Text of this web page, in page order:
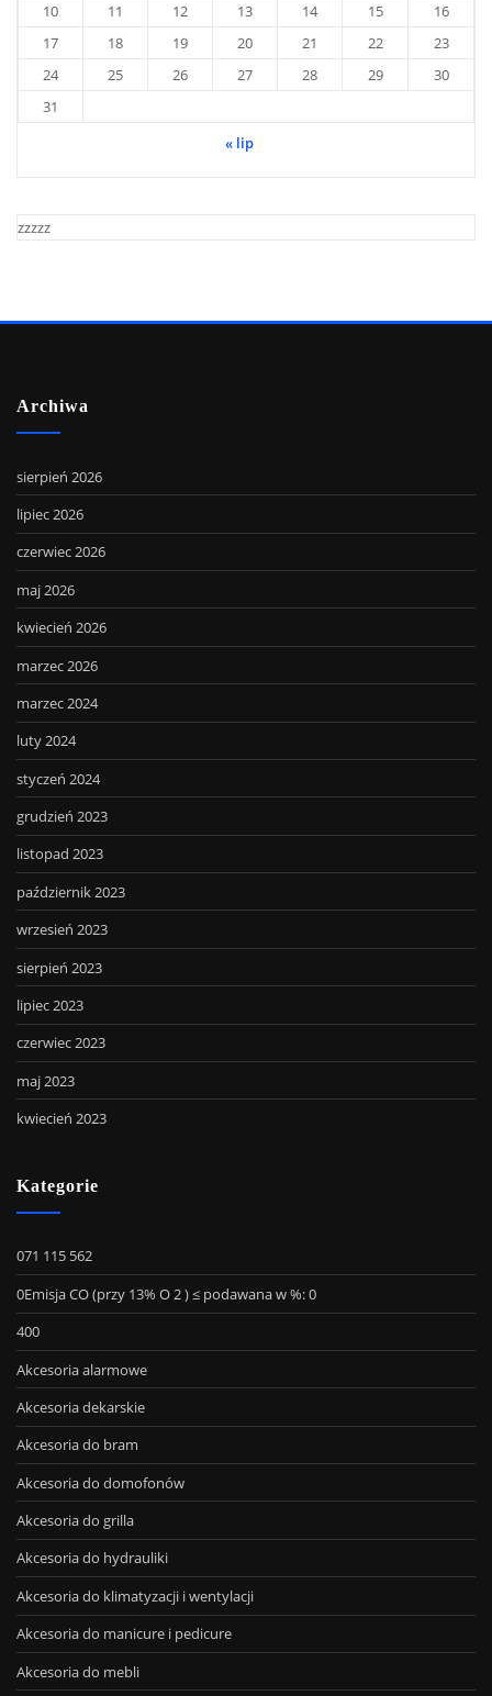
10
11 12 13 14 15
16
17
18 19 20 21 22
23
24
25 26 27 28 29
30
31
« lip
zzzzz
Archiwa
sierpień 2026
lipiec 2026
czerwiec 2026
maj 2026
kwiecień 2026
marzec 2026
marzec 2024
luty 2024
styczeń 2024
grudzień 2023
listopad 2023
październik 2023
wrzesień 2023
sierpień 2023
lipiec 2023
czerwiec 2023
maj 2023
kwiecień 2023
Kategorie
071 115 562
0Emisja CO (przy 13% O 2 ) ≤ podawana w %: 0
400
Akcesoria alarmowe
Akcesoria dekarskie
Akcesoria do bram
Akcesoria do domofonów
Akcesoria do grilla
Akcesoria do hydrauliki
Akcesoria do klimatyzacji i wentylacji
Akcesoria do manicure i pedicure
Akcesoria do mebli